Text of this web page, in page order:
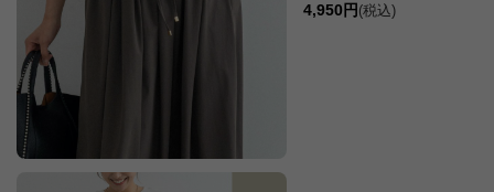
4,950円 (税込)